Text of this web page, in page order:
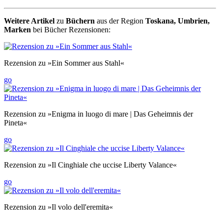
Weitere Artikel zu Büchern aus der Region Toskana, Umbrien,
Marken bei Bücher Rezensionen:
Rezension zu »Ein Sommer aus Stahl«
go
Rezension zu »Enigma in luogo di mare | Das Geheimnis der
Pineta«
go
Rezension zu »Il Cinghiale che uccise Liberty Valance«
go
Rezension zu »Il volo dell'eremita«